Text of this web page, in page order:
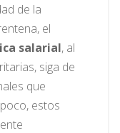
de la
el
salarial, al
siga de
que
estos